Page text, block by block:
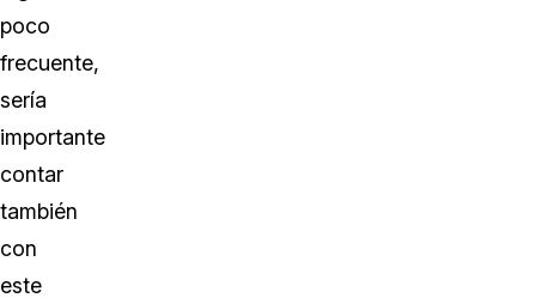
poco
frecuente,
sería
importante
contar
también
con
este